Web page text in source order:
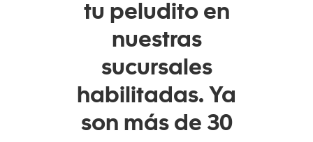
tu peludito en
nuestras
sucursales
habilitadas. Ya
son más de 30